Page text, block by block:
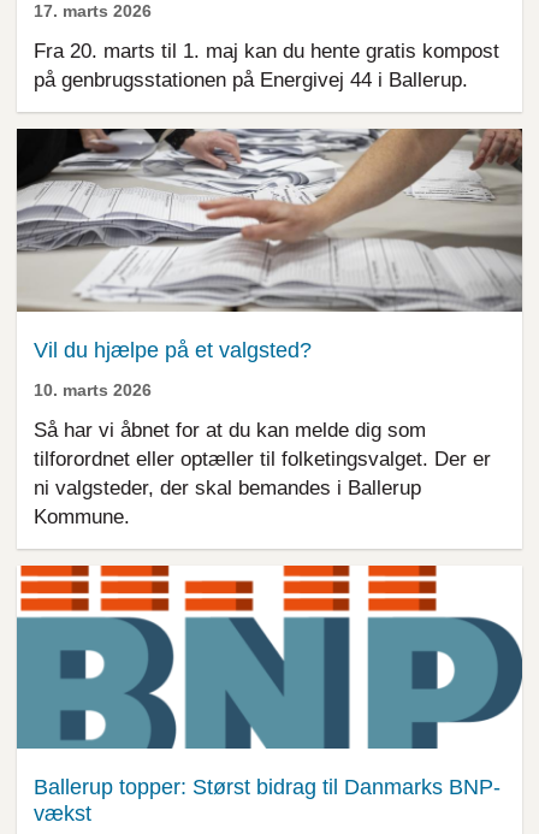
17. marts 2026
Fra 20. marts til 1. maj kan du hente gratis kompost
på genbrugsstationen på Energivej 44 i Ballerup.
Vil du hjælpe på et valgsted?
10. marts 2026
Så har vi åbnet for at du kan melde dig som
tilforordnet eller optæller til folketingsvalget. Der er
ni valgsteder, der skal bemandes i Ballerup
Kommune.
Ballerup topper: Størst bidrag til Danmarks BNP-
vækst